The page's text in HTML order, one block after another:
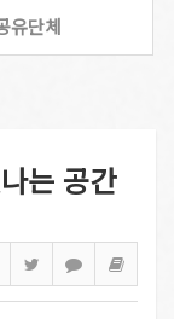
유단체
는 공간